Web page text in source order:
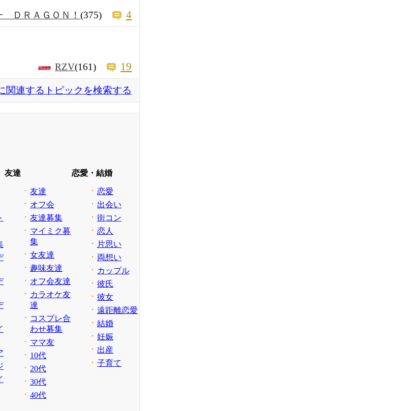
ＤＲＡＧＯＮ！ (375) 4
RZV(161) 19
関連するトピックを検索する
友達
友達
オフ会
友達募集
マイミク募
集
女友達
趣味友達
オフ会友達
カラオケ友
達
コスプレ合
わせ募集
ママ友
10代
20代
30代
40代
恋愛・結婚
恋愛
出会い
街コン
恋人
片思い
両想い
カップル
彼氏
彼女
遠距離恋愛
結婚
妊娠
出産
子育て